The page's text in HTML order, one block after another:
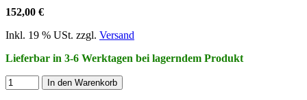
152,00 €
Inkl. 19 % USt. zzgl. Versand
Lieferbar in 3-6 Werktagen bei lagerndem Produkt
In den Warenkorb